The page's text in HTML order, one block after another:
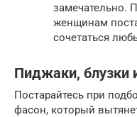
замечательно.
женщинам
сочетаться
Пиджаки, блузки
Постарайтесь при
фасон, который